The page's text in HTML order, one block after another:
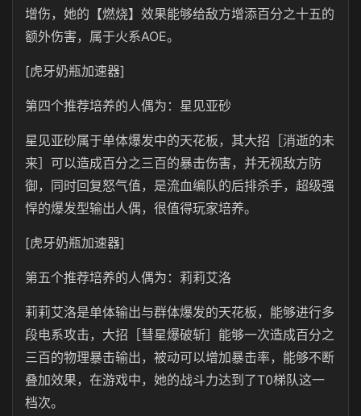
增伤，她的【燃烧】效果能够给敌方增添百分之十五的
额外伤害，属于火系AOE。
[虎牙奶瓶加速器]
第四个推荐培养的人偶为：星见亚砂
星见亚砂属于单体爆发中的天花板，其大招［消逝的未
来］可以造成百分之三百的暴击伤害，并无视敌方防
御，同时回复怒气值，是流血编队的后排杀手，超级强
悍的爆发型输出人偶，很值得玩家培养。
[虎牙奶瓶加速器]
第五个推荐培养的人偶为：莉莉艾洛
莉莉艾洛是单体输出与群体爆发的天花板，能够进行多
段电系攻击，大招［彗星爆破斩］能够一次造成百分之
三百的物理暴击输出，被动可以增加暴击率，能够不断
叠加效果，在游戏中，她的战斗力达到了T0梯队这一
档次。